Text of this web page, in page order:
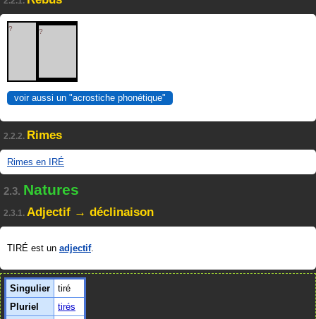
? ?
voir aussi un "acrostiche phonétique"
2.2.2. Rimes
Rimes en IRÉ
2.3. Natures
2.3.1. Adjectif → déclinaison
TIRÉ est un adjectif.
Singulier
tiré
Pluriel
tirés